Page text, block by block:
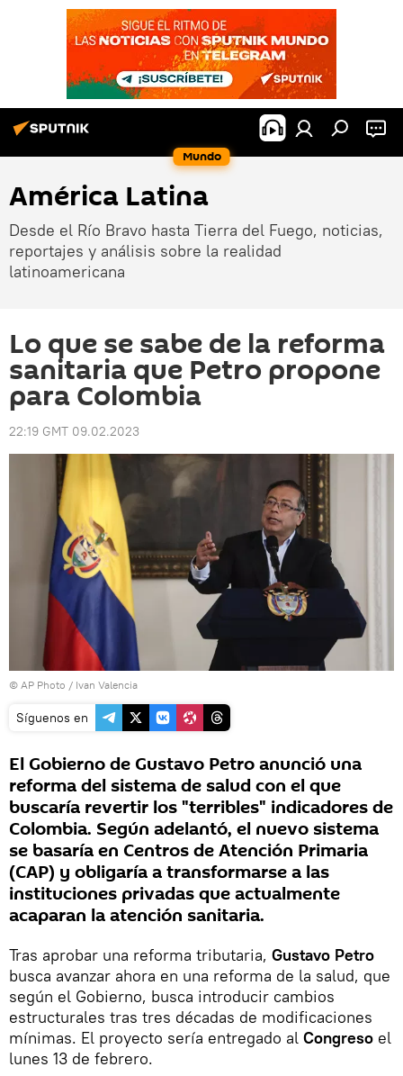
Mundo
América Latina
Desde el Río Bravo hasta Tierra del Fuego, noticias,
reportajes y análisis sobre la realidad
latinoamericana
Lo que se sabe de la reforma
sanitaria que Petro propone
para Colombia
22:19 GMT 09.02.2023
© AP Photo / Ivan Valencia
Síguenos en
El Gobierno de Gustavo Petro anunció una
reforma del sistema de salud con el que
buscaría revertir los "terribles" indicadores de
Colombia. Según adelantó, el nuevo sistema
se basaría en Centros de Atención Primaria
(CAP) y obligaría a transformarse a las
instituciones privadas que actualmente
acaparan la atención sanitaria.
Tras aprobar una reforma tributaria, Gustavo Petro
busca avanzar ahora en una reforma de la salud, que
según el Gobierno, busca introducir cambios
estructurales tras tres décadas de modificaciones
mínimas. El proyecto sería entregado al Congreso el
lunes 13 de febrero.